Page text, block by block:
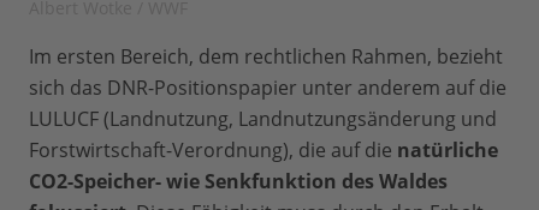
Im ersten Bereich, dem rechtlichen Rahmen, bezieht
sich das DNR-Positionspapier unter anderem auf die
LULUCF (Landnutzung, Landnutzungsänderung und
Forstwirtschaft-Verordnung), die auf die natürliche
CO2-Speicher- wie Senkfunktion des Waldes